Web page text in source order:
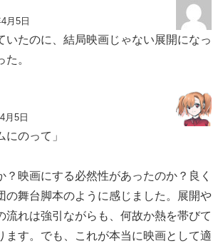
月5日
いたのに、結局映画じゃない展開になっ
。
月5日
にのって」
？映画にする必然性があったのか？良く
の舞台脚本のように感じました。展開や
流れは強引ながらも、何故か熱を帯びて
ます。でも、これが本当に映画として適